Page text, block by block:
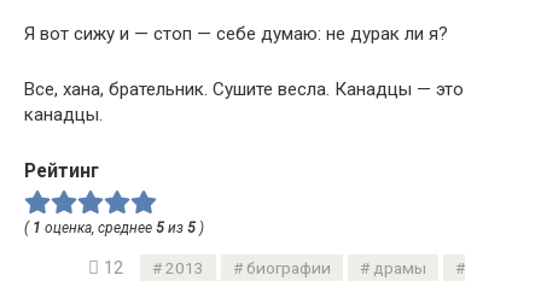
Я вот сижу и — стоп — себе думаю: не дурак ли я?
Все, хана, брательник. Сушите весла. Канадцы — это
канадцы.
Рейтинг
( 1 оценка, среднее 5 из 5 )
12 2013 биографии
драмы